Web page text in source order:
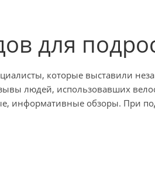
для
которые выставили
людей, использовавших
информативные обзоры. При